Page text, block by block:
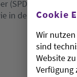
(SPD) anlässlich
in der Ruine der
Cookie
Wir
sind
Website
Verfügung